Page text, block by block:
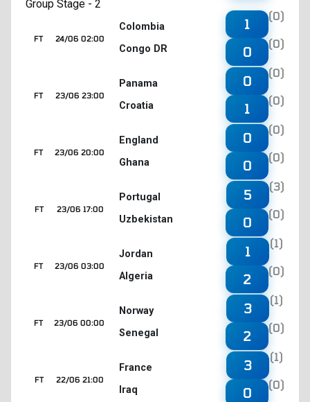
Group Stage - 2
24/06 02:00
FT
Colombia
Congo DR
1
(0)
0
(0)
23/06 23:00
FT
Panama
Croatia
0
(0)
1
(0)
23/06 20:00
FT
England
Ghana
0
(0)
0
(0)
23/06 17:00
FT
Portugal
Uzbekistan
5
(3)
0
(0)
23/06 03:00
FT
Jordan
Algeria
1
(1)
2
(0)
23/06 00:00
FT
Norway
Senegal
3
(1)
2
(0)
22/06 21:00
FT
France
Iraq
3
(1)
0
(0)